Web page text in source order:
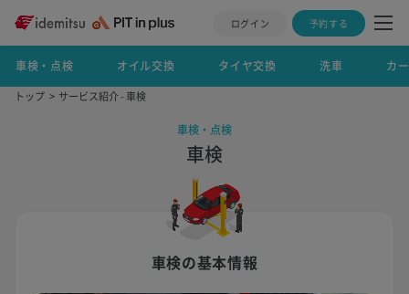
ログイン 予約する
車検・点検 オイル交換 タイヤ交換 洗車 カ
トップ サービス紹介 - 車検
車検・点検
車検
車検の基本情報